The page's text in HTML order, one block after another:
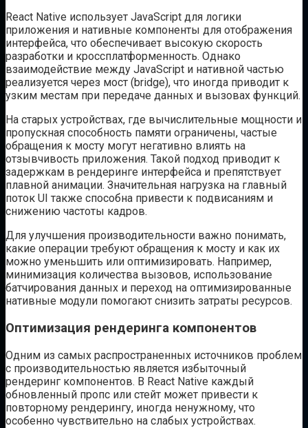
React Native использует JavaScript для логики
приложения и нативные компоненты для отображения
интерфейса, что обеспечивает высокую скорость
разработки и кроссплатформенность. Однако
взаимодействие между JavaScript и нативной частью
реализуется через мост (bridge), что иногда приводит к
узким местам при передаче данных и вызовах функций.
На старых устройствах, где вычислительные мощности и
пропускная способность памяти ограничены, частые
обращения к мосту могут негативно влиять на
отзывчивость приложения. Такой подход приводит к
задержкам в рендеринге интерфейса и препятствует
плавной анимации. Значительная нагрузка на главный
поток UI также способна привести к подвисаниям и
снижению частоты кадров.
Для улучшения производительности важно понимать,
какие операции требуют обращения к мосту и как их
можно уменьшить или оптимизировать. Например,
минимизация количества вызовов, использование
батчирования данных и переход на оптимизированные
нативные модули помогают снизить затраты ресурсов.
Оптимизация рендеринга компонентов
Одним из самых распространенных источников проблем
с производительностью является избыточный
рендеринг компонентов. В React Native каждый
обновленный пропс или стейт может привести к
повторному рендерингу, иногда ненужному, что
особенно чувствительно на слабых устройствах.